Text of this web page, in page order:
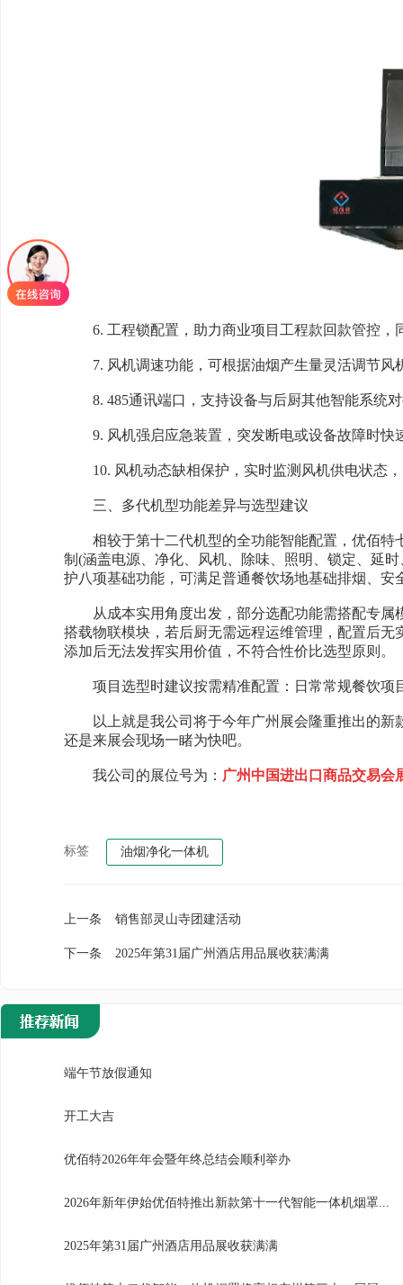
6. 工程锁配置，助力商业项目工程款回款管控，
7. 风机调速功能，可根据油烟产生量灵活调节风
8. 485通讯端口，支持设备与后厨其他智能系统
9. 风机强启应急装置，突发断电或设备故障时快
10. 风机动态缺相保护，实时监测风机供电状态，
三、多代机型功能差异与选型建议
相较于第十二代机型的全功能智能配置，优佰特
制(涵盖电源、净化、风机、除味、照明、锁定、延
护八项基础功能，可满足普通餐饮场地基础排烟、
从成本实用角度出发，部分选配功能需搭配专属
搭载物联模块，若后厨无需远程运维管理，配置后
添加后无法发挥实用价值，不符合性价比选型原则。
项目选型时建议按需精准配置：日常常规餐饮项
以上就是我公司将于今年广州展会隆重推出的新
还是来展会现场一睹为快吧。
我公司的展位号为： 广州中国进出口商品交易会
标签 油烟净化一体机
上一条 销售部灵山寺团建活动
下一条 2025年第31届广州酒店用品展收获满满
端午节放假通知
开工大吉
优佰特2026年年会暨年终总结会顺利举办
2026年新年伊始优佰特推出新款第十一代智能一体机烟罩...
2025年第31届广州酒店用品展收获满满